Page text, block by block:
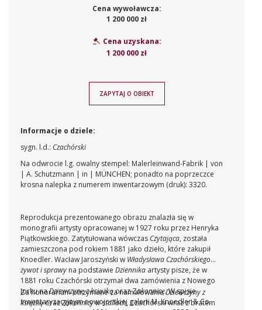
Cena wywoławcza:
1 200 000 zł
Cena uzyskana:
1 200 000 zł
ZAPYTAJ O OBIEKT
Informacje o dziele:
sygn. l.d.: Czachórski
Na odwrocie l.g. owalny stempel: Malerleinwand-Fabrik | von
| A. Schutzmann | in | MÜNCHEN; ponadto na poprzeczce
krosna nalepka z numerem inwentarzowym (druk): 3320.
Reprodukcja prezentowanego obrazu znalazła się w
monografii artysty opracowanej w 1927 roku przez Henryka
Piątkowskiego. Zatytułowana wówczas Czytająca, została
zamieszczona pod rokiem 1881 jako dzieło, które zakupił
Knoedler. Wacław Jaroszyński w Władysława Czachórskiego
żywot i sprawy na podstawie Dziennika artysty pisze, że w
1881 roku Czachórski otrzymał dwa zamówienia z Nowego
Jorku naDziewczynę z książkąoraz Zakonnicę. W spisie
inwentaryzacyjnym nowojorskiej galerii M. Knoedler & Co.
Za honorarium otrzymane za namalowanieDziewczyny z
książkąorazZakonnicy w stallach, Czachórski wraz z bratem